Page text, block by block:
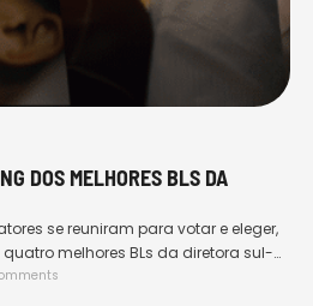
DOS MELHORES BLS DA
se reuniram para votar e eleger,
melhores BLs da diretora sul-
cultuada entre os fãs de